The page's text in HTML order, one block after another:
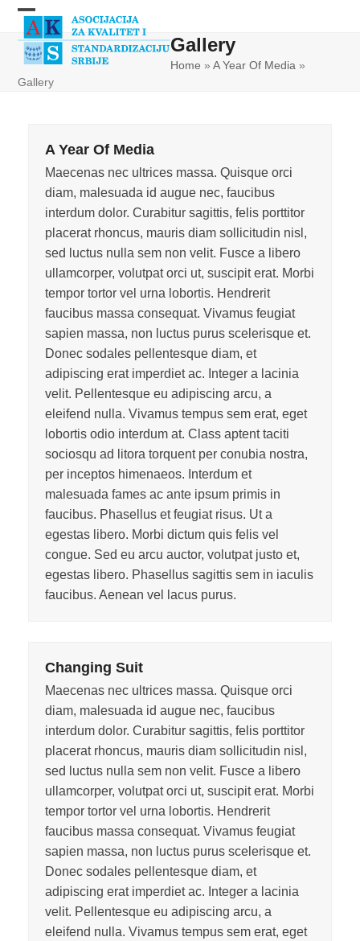
Skip
content
Open
mobile
menu
Close
mobile
menu
Gallery
Home »A Year Of Media »
Gallery
A Year Of Media
Maecenas nec ultrices massa. Quisque orci
diam, malesuada id augue nec, faucibus
interdum dolor. Curabitur sagittis, felis porttitor
placerat rhoncus, mauris diam sollicitudin nisl,
sed luctus nulla sem non velit. Fusce a libero
ullamcorper, volutpat orci ut, suscipit erat. Morbi
tempor tortor vel urna lobortis. Hendrerit
faucibus massa consequat. Vivamus feugiat
sapien massa, non luctus purus scelerisque et.
Donec sodales pellentesque diam, et
adipiscing erat imperdiet ac. Integer a lacinia
velit. Pellentesque eu adipiscing arcu, a
eleifend nulla. Vivamus tempus sem erat, eget
lobortis odio interdum at. Class aptent taciti
sociosqu ad litora torquent per conubia nostra,
per inceptos himenaeos. Interdum et
malesuada fames ac ante ipsum primis in
faucibus. Phasellus et feugiat risus. Ut a
egestas libero. Morbi dictum quis felis vel
congue. Sed eu arcu auctor, volutpat justo et,
egestas libero. Phasellus sagittis sem in iaculis
faucibus. Aenean vel lacus purus.
Changing Suit
Maecenas nec ultrices massa. Quisque orci
diam, malesuada id augue nec, faucibus
interdum dolor. Curabitur sagittis, felis porttitor
placerat rhoncus, mauris diam sollicitudin nisl,
sed luctus nulla sem non velit. Fusce a libero
ullamcorper, volutpat orci ut, suscipit erat. Morbi
tempor tortor vel urna lobortis. Hendrerit
faucibus massa consequat. Vivamus feugiat
sapien massa, non luctus purus scelerisque et.
Donec sodales pellentesque diam, et
adipiscing erat imperdiet ac. Integer a lacinia
velit. Pellentesque eu adipiscing arcu, a
eleifend nulla. Vivamus tempus sem erat, eget